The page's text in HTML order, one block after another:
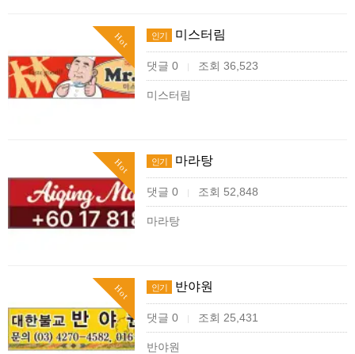
Hot 인기 미스터림
댓글 0 | 조회 36,523
미스터림
Hot 인기 마라탕
댓글 0 | 조회 52,848
마라탕
Hot 인기 반야원
댓글 0 | 조회 25,431
반야원